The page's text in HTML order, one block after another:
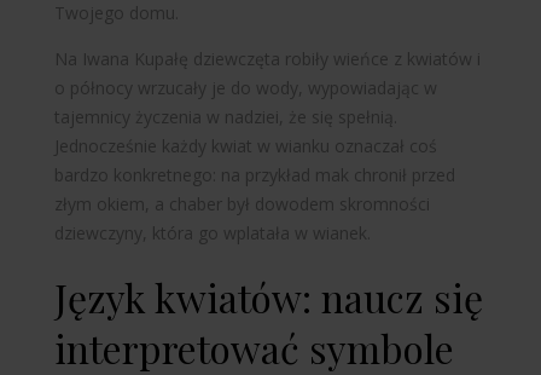
Twojego domu.
Na Iwana Kupałę dziewczęta robiły wieńce z kwiatów i
o północy wrzucały je do wody, wypowiadając w
tajemnicy życzenia w nadziei, że się spełnią.
Jednocześnie każdy kwiat w wianku oznaczał coś
bardzo konkretnego: na przykład mak chronił przed
złym okiem, a chaber był dowodem skromności
dziewczyny, która go wplatała w wianek.
Język kwiatów: naucz się
interpretować symbole